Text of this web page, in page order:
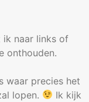
ik naar links of
onthouden.
waar precies het
lopen.
Ik kijk